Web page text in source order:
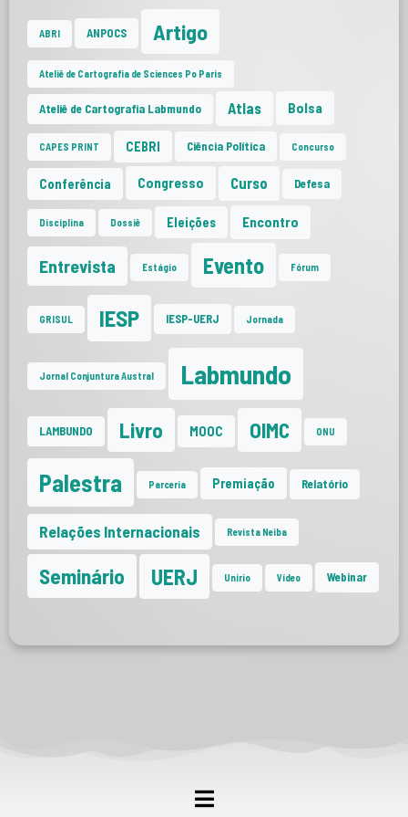
ABRI ANPOCS Artigo
Ateliê de Cartografia de Sciences Po Paris
Ateliê de Cartografia Labmundo Atlas Bolsa
CAPES PRINT CEBRI Ciência Política Concurso
Conferência Congresso Curso Defesa
Disciplina Dossiê Eleições Encontro
Entrevista Estágio Evento Fórum
GRISUL IESP IESP-UERJ Jornada
Jornal Conjuntura Austral Labmundo
LAMBUNDO Livro MOOC OIMC ONU
Palestra Parceria Premiação Relatório
Relações Internacionais Revista Neiba
Seminário UERJ Unirio Vídeo Webinar